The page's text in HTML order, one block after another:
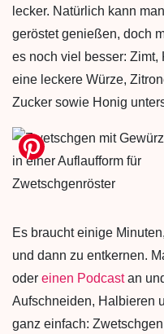
lecker. Natürlich kann
geröstet genießen, doch
es noch viel besser: Zimt,
eine leckere Würze,
Zucker sowie Honig
Es braucht einige
und dann zu entkernen.
oder einen Podcastan
Aufschneiden, Halbieren
ganz einfach: